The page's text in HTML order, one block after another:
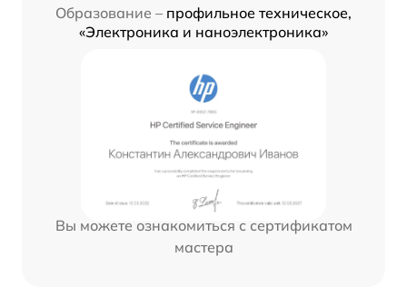
Образование – профильное техническое,
«Электроника и наноэлектроника»
Вы можете ознакомиться с сертификатом
мастера